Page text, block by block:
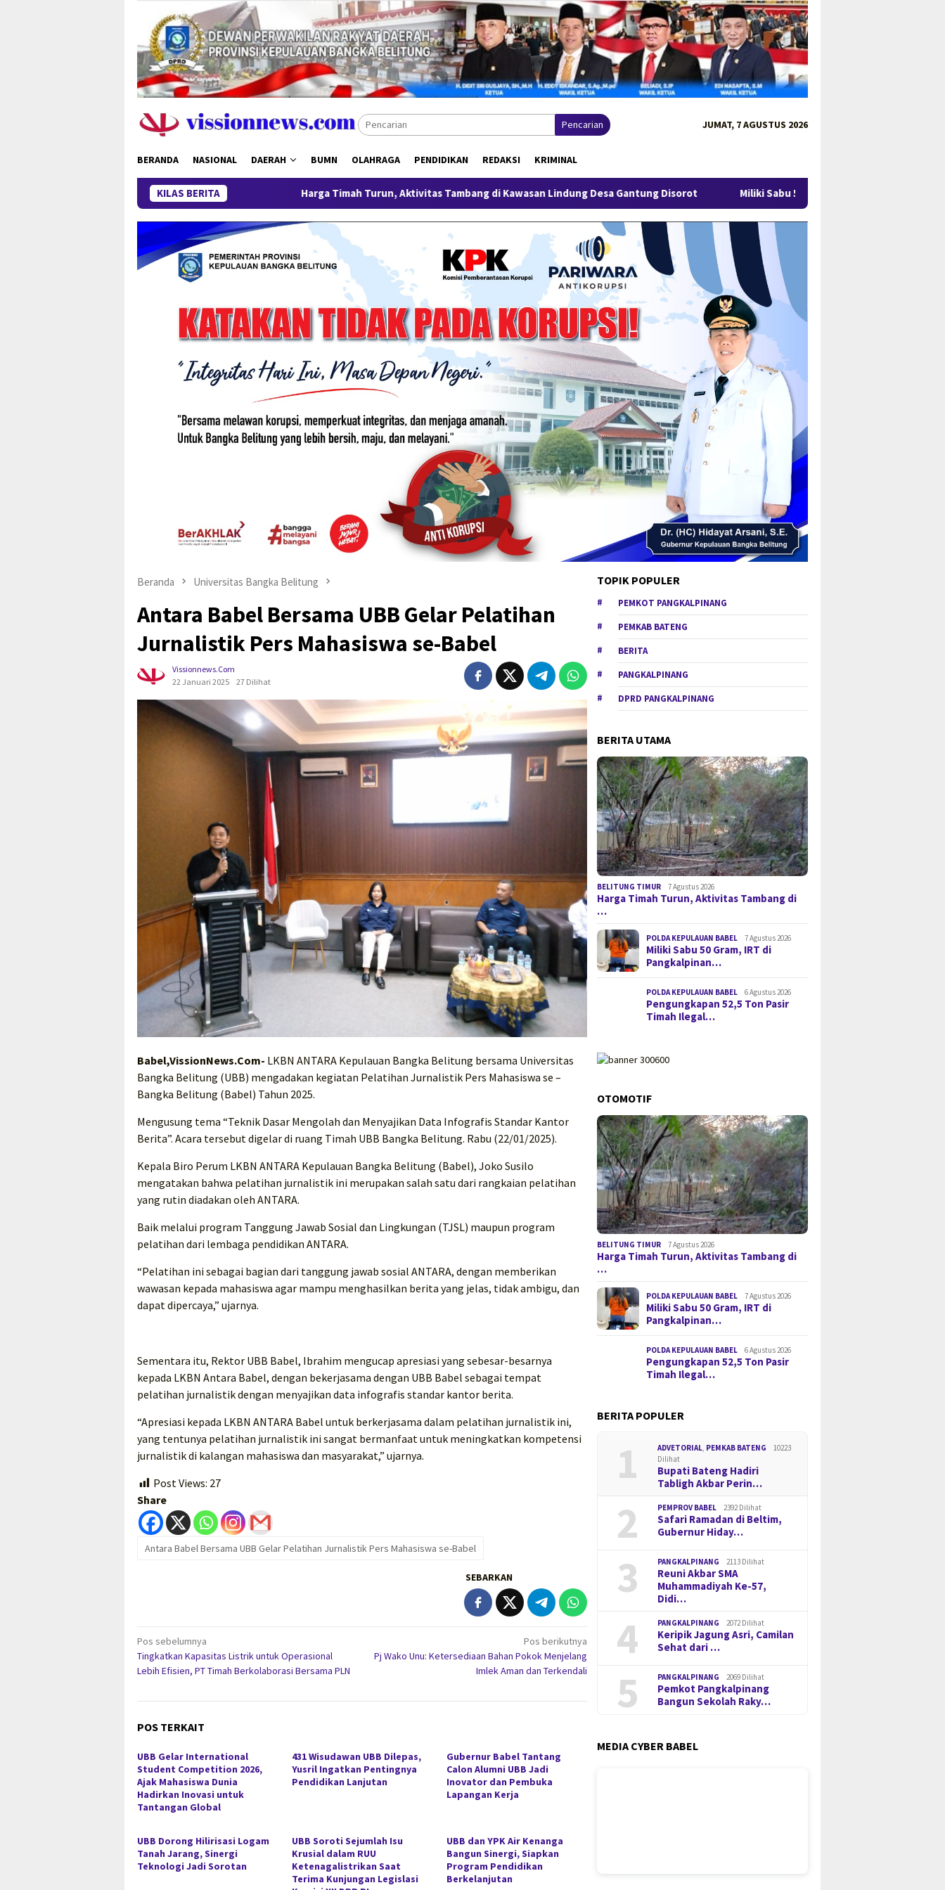
konten
Pencarian JUMAT, 7 AGUSTUS 2026
BERANDA NASIONAL DAERAH BUMN OLAHRAGA PENDIDIKAN REDAKSI KRIMINAL
KILAS BERITAHarga Timah Turun, Aktivitas Tambang di Kawasan Lindung Desa Gantung Disorot Miliki Sabu 50 Gram, IRT di Pangkalpinang Ditangkap
Beranda Universitas Bangka Belitung
Antara Babel Bersama UBB Gelar Pelatihan
Jurnalistik Pers Mahasiswa se-Babel
Vissionnews.com
22 Januari 2025
27 Dilihat
Babel,VissionNews.Com- LKBN ANTARA Kepulauan Bangka Belitung bersama Universitas
Bangka Belitung (UBB) mengadakan kegiatan Pelatihan Jurnalistik Pers Mahasiswa se –
Bangka Belitung (Babel) Tahun 2025.
Mengusung tema “Teknik Dasar Mengolah dan Menyajikan Data Infografis Standar Kantor
Berita”. Acara tersebut digelar di ruang Timah UBB Bangka Belitung. Rabu (22/01/2025).
Kepala Biro Perum LKBN ANTARA Kepulauan Bangka Belitung (Babel), Joko Susilo
mengatakan bahwa pelatihan jurnalistik ini merupakan salah satu dari rangkaian pelatihan
yang rutin diadakan oleh ANTARA.
Baik melalui program Tanggung Jawab Sosial dan Lingkungan (TJSL) maupun program
pelatihan dari lembaga pendidikan ANTARA.
“Pelatihan ini sebagai bagian dari tanggung jawab sosial ANTARA, dengan memberikan
wawasan kepada mahasiswa agar mampu menghasilkan berita yang jelas, tidak ambigu, dan
dapat dipercaya,” ujarnya.
Sementara itu, Rektor UBB Babel, Ibrahim mengucap apresiasi yang sebesar-besarnya
kepada LKBN Antara Babel, dengan bekerjasama dengan UBB Babel sebagai tempat
pelatihan jurnalistik dengan menyajikan data infografis standar kantor berita.
“Apresiasi kepada LKBN ANTARA Babel untuk berkerjasama dalam pelatihan jurnalistik ini,
yang tentunya pelatihan jurnalistik ini sangat bermanfaat untuk meningkatkan kompetensi
jurnalistik di kalangan mahasiswa dan masyarakat,” ujarnya.
Post Views: 27
Share
Antara Babel Bersama UBB Gelar Pelatihan Jurnalistik Pers Mahasiswa se-Babel
SEBARKAN
Navigasi
pos
Pos sebelumnya
Tingkatkan Kapasitas Listrik untuk Operasional
Lebih Efisien, PT Timah Berkolaborasi Bersama PLN
Pos berikutnya
Pj Wako Unu: Ketersediaan Bahan Pokok Menjelang
Imlek Aman dan Terkendali
POS TERKAIT
UBB Gelar International
Student Competition 2026,
Ajak Mahasiswa Dunia
Hadirkan Inovasi untuk
Tantangan Global
431 Wisudawan UBB Dilepas,
Yusril Ingatkan Pentingnya
Pendidikan Lanjutan
Gubernur Babel Tantang
Calon Alumni UBB Jadi
Inovator dan Pembuka
Lapangan Kerja
UBB Dorong Hilirisasi Logam
Tanah Jarang, Sinergi
Teknologi Jadi Sorotan
UBB Soroti Sejumlah Isu
Krusial dalam RUU
Ketenagalistrikan Saat
Terima Kunjungan Legislasi
UBB dan YPK Air Kenanga
Bangun Sinergi, Siapkan
Program Pendidikan
Berkelanjutan
TOPIK POPULER
PEMKOT PANGKALPINANG
PEMKAB BATENG
BERITA
PANGKALPINANG
DPRD PANGKALPINANG
BERITA UTAMA
BELITUNG TIMUR 7 Agustus 2026
Harga Timah Turun, Aktivitas Tambang di
…
POLDA KEPULAUAN BABEL 7 Agustus 2026
Miliki Sabu 50 Gram, IRT di
Pangkalpinan…
POLDA KEPULAUAN BABEL 6 Agustus 2026
Pengungkapan 52,5 Ton Pasir
Timah Ilegal…
OTOMOTIF
BELITUNG TIMUR 7 Agustus 2026
Harga Timah Turun, Aktivitas Tambang di
…
POLDA KEPULAUAN BABEL 7 Agustus 2026
Miliki Sabu 50 Gram, IRT di
Pangkalpinan…
POLDA KEPULAUAN BABEL 6 Agustus 2026
Pengungkapan 52,5 Ton Pasir
Timah Ilegal…
BERITA POPULER
1 ADVETORIAL, PEMKAB BATENG
10223
Dilihat
Bupati Bateng Hadiri
Tabligh Akbar Perin…
2 PEMPROV BABEL 2392 Dilihat
Safari Ramadan di Beltim,
Gubernur Hiday…
3 PANGKALPINANG 2113 Dilihat
Reuni Akbar SMA
Muhammadiyah Ke-57,
Didi…
4 PANGKALPINANG 2072 Dilihat
Keripik Jagung Asri, Camilan
Sehat dari …
5 PANGKALPINANG 2069 Dilihat
Pemkot Pangkalpinang
Bangun Sekolah Raky…
MEDIA CYBER BABEL